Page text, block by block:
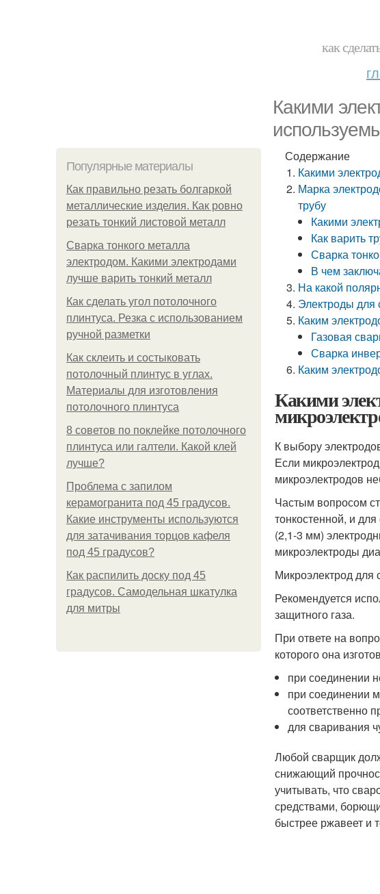
как
Какими
Популярные материалы
Как правильно резать болгаркой
металлические изделия. Как ровно
резать тонкий листовой металл
Сварка тонкого металла
электродом. Какими электродами
лучше варить тонкий металл
Как сделать угол потолочного
плинтуса. Резка с использованием
ручной разметки
Как склеить и состыковать
потолочный плинтус в углах.
Материалы для изготовления
потолочного плинтуса
8 советов по поклейке потолочного
плинтуса или галтели. Какой клей
лучше?
Проблема с запилом
керамогранита под 45 градусов.
Какие инструменты используются
для затачивания торцов кафеля
под 45 градусов?
Как распилить доску под 45
градусов. Самодельная шкатулка
для митры
Содержание
Какими
Марка
трубу
Какими
Как варить
Сварка
В чем
На какой
Электроды для
Каким
Газовая
Сварка
Каким
Какими
К выбору
Если
микроэлектродов
Частым вопросом
тонкостенной, и
(2,1-3 мм)
микроэлектроды
Микроэлектрод
Рекомендуется
защитного газа.
При ответе на
которого она
при соединении
при соединении
соответственно
для сваривания
Любой сварщик
снижающий
учитывать, что
средствами,
быстрее ржавеет и